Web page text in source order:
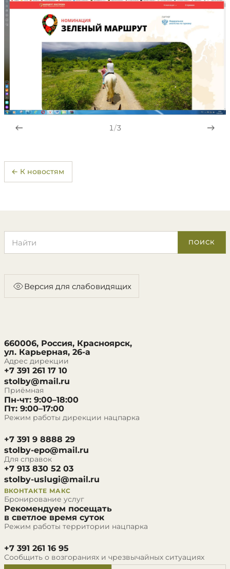
1/3
← К новостям
ПОИСК
Версия для слабовидящих
660006, Россия, Красноярск,
ул. Карьерная, 26-а
Адрес дирекции
+7 391 261 17 10
stolby@mail.ru
Приёмная
Пн-чт: 9:00–18:00
Пт: 9:00–17:00
Режим работы дирекции нацпарка
+7 391 9 8888 29
stolby-epo@mail.ru
Для справок
+7 913 830 52 03
stolby-uslugi@mail.ru
ВКОНТАКТЕ МАКС
Бронирование услуг
Рекомендуем посещать
в светлое время суток
Режим работы территории нацпарка
+7 391 261 16 95
Сообщить о возгораниях и чрезвычайных ситуациях